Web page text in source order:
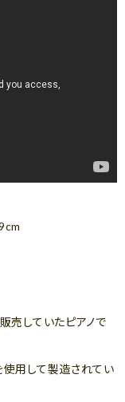
売していたピアノで
使用して製造されてい